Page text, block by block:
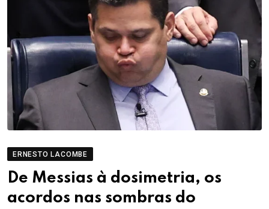
ERNESTO LACOMBE
De Messias à dosimetria, os
acordos nas sombras do